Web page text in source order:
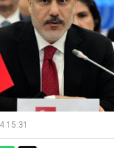
15:31